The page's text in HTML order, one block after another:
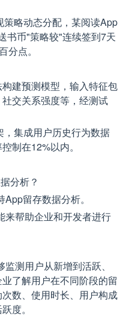
略动态分配，某阅读App
书币"策略较"连续签到7天
分点。
建预测模型，输入特征包
交关系强度等，经测试
，集成用户历史行为数据
制在12%以内。
分析？
留存数据分析。
来帮助企业和开发者进行
测用户从新增到活跃、
了解用户在不同阶段的留
数、使用时长、用户构成
度。